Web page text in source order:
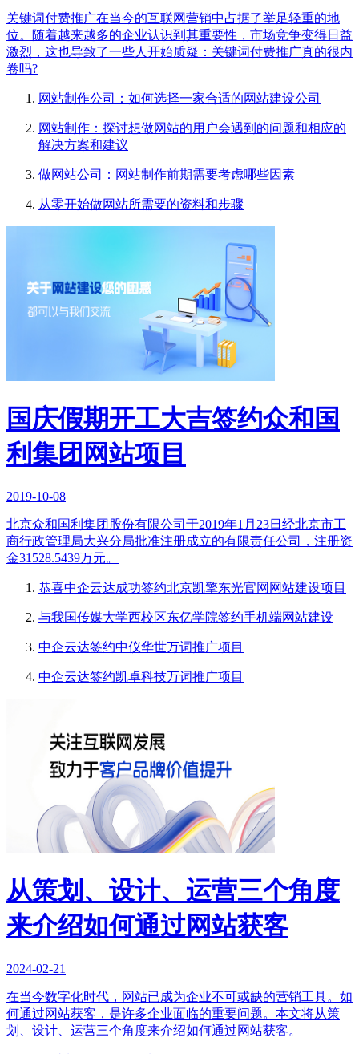
关键词付费推广在当今的互联网营销中占据了举足轻重的地
位。随着越来越多的企业认识到其重要性，市场竞争变得日益
激烈，这也导致了一些人开始质疑：关键词付费推广真的很内
卷吗?
网站制作公司：如何选择一家合适的网站建设公司
网站制作：探讨想做网站的用户会遇到的问题和相应的
解决方案和建议
做网站公司：网站制作前期需要考虑哪些因素
从零开始做网站所需要的资料和步骤
国庆假期开工大吉签约众和国
利集团网站项目
2019-10-08
北京众和国利集团股份有限公司于2019年1月23日经北京市工
商行政管理局大兴分局批准注册成立的有限责任公司，注册资
金31528.5439万元。
恭喜中企云达成功签约北京凯擎东光官网网站建设项目
与我国传媒大学西校区东亿学院签约手机端网站建设
中企云达签约中仪华世万词推广项目
中企云达签约凯卓科技万词推广项目
从策划、设计、运营三个角度
来介绍如何通过网站获客
2024-02-21
在当今数字化时代，网站已成为企业不可或缺的营销工具。如
何通过网站获客，是许多企业面临的重要问题。本文将从策
划、设计、运营三个角度来介绍如何通过网站获客。